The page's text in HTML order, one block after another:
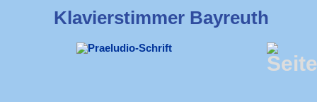
Klavierstimmer Bayreuth